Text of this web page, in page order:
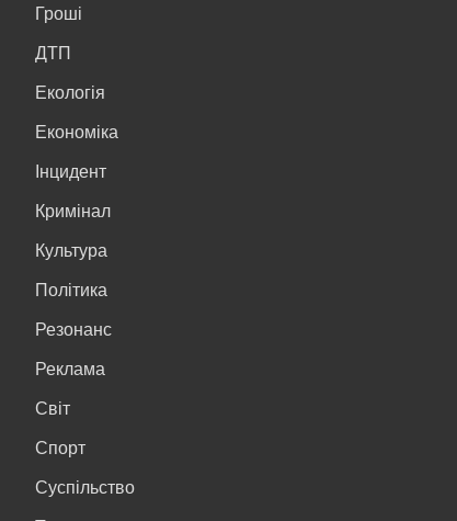
Гроші
ДТП
Екологія
Економіка
Інцидент
Кримінал
Культура
Політика
Резонанс
Реклама
Світ
Спорт
Суспільство